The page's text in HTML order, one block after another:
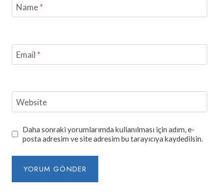
Name*
Email *
Website
Daha sonraki yorumlarımda kullanılması için adım, e-
posta adresim ve site adresim bu tarayıcıya kaydedilsin.